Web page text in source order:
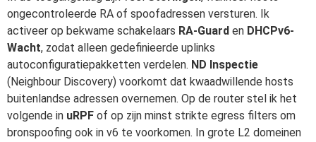
ongecontroleerde RA of spoofadressen versturen. Ik
activeer op bekwame schakelaars RA-Guard en DHCPv6-
Wacht, zodat alleen gedefinieerde uplinks
autoconfiguratiepakketten verdelen. ND Inspectie
(Neighbour Discovery) voorkomt dat kwaadwillende hosts
buitenlandse adressen overnemen. Op de router stel ik het
volgende in uRPF of op zijn minst strikte egress filters om
bronspoofing ook in v6 te voorkomen. In grote L2 domeinen